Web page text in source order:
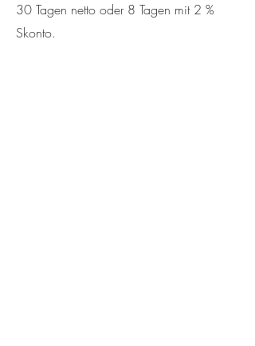
30 Tagen netto oder 8 Tagen mit 2 %
Skonto.